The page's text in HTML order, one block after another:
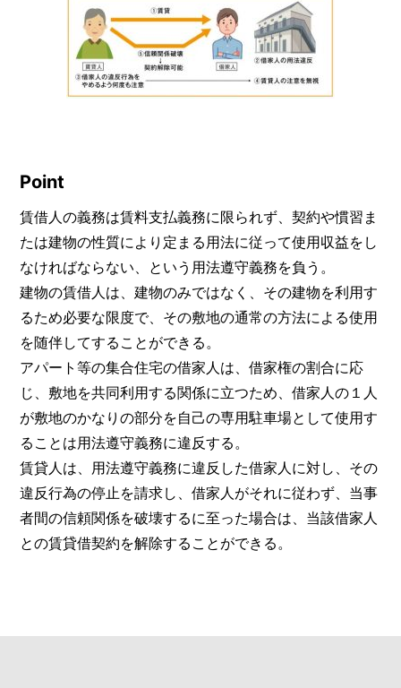
Point
賃借人の義務は賃料支払義務に限られず、契約や慣習ま
たは建物の性質により定まる用法に従って使用収益をし
なければならない、という用法遵守義務を負う。
建物の賃借人は、建物のみではなく、その建物を利用す
るため必要な限度で、その敷地の通常の方法による使用
を随伴してすることができる。
アパート等の集合住宅の借家人は、借家権の割合に応
じ、敷地を共同利用する関係に立つため、借家人の１人
が敷地のかなりの部分を自己の専用駐車場として使用す
ることは用法遵守義務に違反する。
賃貸人は、用法遵守義務に違反した借家人に対し、その
違反行為の停止を請求し、借家人がそれに従わず、当事
者間の信頼関係を破壊するに至った場合は、当該借家人
との賃貸借契約を解除することができる。